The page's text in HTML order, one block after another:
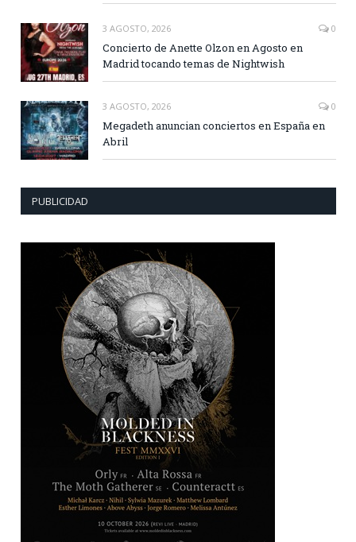
3 AGOSTO, 2026 0
Concierto de Anette Olzon en Agosto en
Madrid tocando temas de Nightwish
3 AGOSTO, 2026 0
Megadeth anuncian conciertos en España en
Abril
PUBLICIDAD